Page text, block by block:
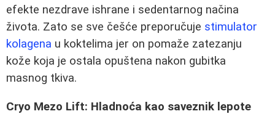
efekte nezdrave ishrane i sedentarnog načina
života. Zato se sve češće preporučuje stimulator
kolagena u koktelima jer on pomaže zatezanju
kože koja je ostala opuštena nakon gubitka
masnog tkiva.
Cryo Mezo Lift: Hladnoća kao saveznik lepote